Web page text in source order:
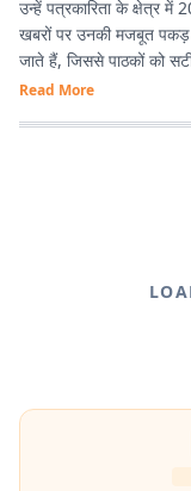
उन्हें पत्रकारिता के क्षेत्र में
खबरों पर उनकी मजबूत पकड़
जाते हैं, जिससे पाठकों को
Read More